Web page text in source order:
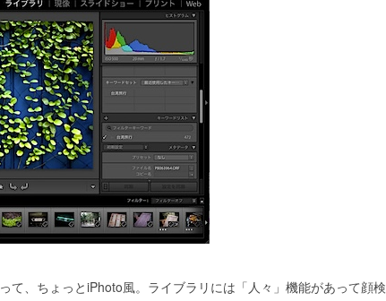
て、ちょっとiPhoto風。ライブラリには「人々」機能があって顔検